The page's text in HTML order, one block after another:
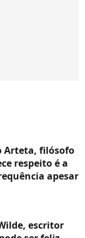
Arteta, filósofo
respeito é a
apesar
escritor